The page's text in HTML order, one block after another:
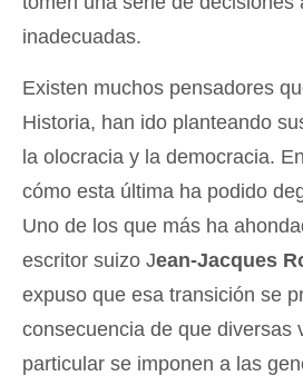
inadecuadas.
Existen muchos pensadores
Historia, han ido planteando
la olocracia y la democracia.
cómo esta última ha podido
Uno de los que más ha
escritor suizo Jean-Jacques
expuso que esa transición se
consecuencia de que diversas
particular se imponen a las